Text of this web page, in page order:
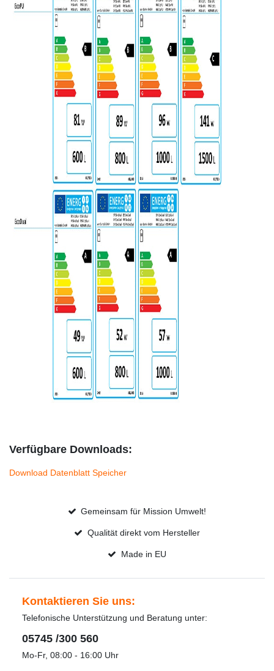
Verfügbare Downloads:
Download Datenblatt Speicher
Gemeinsam für Mission Umwelt!
Qualität direkt vom Hersteller
Made in EU
Kontaktieren Sie uns:
Telefonische Unterstützung und Beratung unter:
05745 /300 560
Mo-Fr, 08:00 - 16:00 Uhr